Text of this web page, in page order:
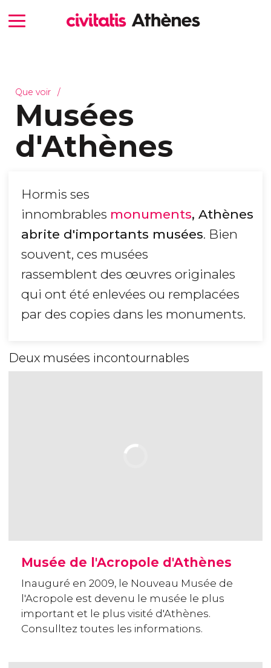
Que voir
Musées
d'Athènes
Hormis ses
innombrables monuments, Athènes
abrite d'importants musées. Bien
souvent, ces musées
rassemblent des œuvres originales
qui ont été enlevées ou remplacées
par des copies dans les monuments.
Deux musées incontournables
Musée de l'Acropole d'Athènes
Inauguré en 2009, le Nouveau Musée de
l'Acropole est devenu le musée le plus
important et le plus visité d'Athènes.
Consulltez toutes les informations.